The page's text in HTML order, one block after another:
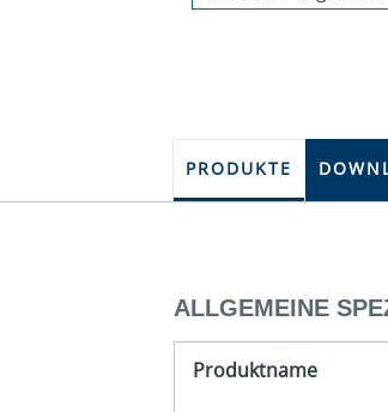
PRODUKTE
ALLGEMEINE
Produktname